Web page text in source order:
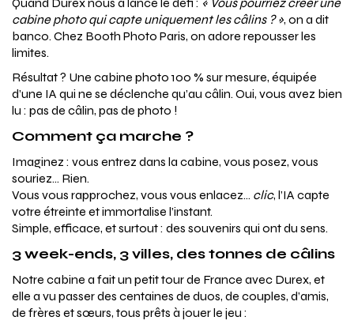
cabine photo qui capte uniquement les câlins ? », on a dit
banco. Chez Booth Photo Paris, on adore repousser les
limites.
Résultat ? Une cabine photo 100 % sur mesure, équipée
d’une IA qui ne se déclenche qu’au câlin. Oui, vous avez bien
lu : pas de câlin, pas de photo !
Comment ça marche ?
Imaginez : vous entrez dans la cabine, vous posez, vous
souriez… Rien.
Vous vous rapprochez, vous vous enlacez… clic, l’IA capte
votre étreinte et immortalise l’instant.
Simple, efficace, et surtout : des souvenirs qui ont du sens.
3 week-ends, 3 villes, des tonnes de câlins
Notre cabine a fait un petit tour de France avec Durex, et
elle a vu passer des centaines de duos, de couples, d’amis,
de frères et sœurs, tous prêts à jouer le jeu :